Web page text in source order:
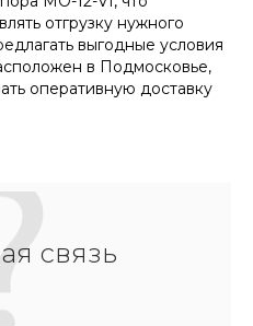
отгрузку нужного
выгодные условия
в Подмосковье,
оперативную доставку
связь